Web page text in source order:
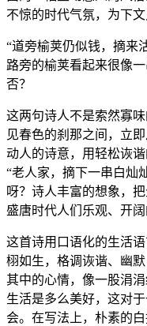
不惊的时代气氛，为下文
“道旁榆荚仍似钱，摘来
路旁的榆荚看起来很像
否？
这两句诗人不是索然寡
见春色的刹那之间，立
动人的诗意，用轻松诙
“老人家，摘下一串白灿
呀？诗人丰富的想象，
盛唐时代人们乐观、开阔
这首诗用口语化的生活
栩如生，格调诙谐、幽
其中的心情，像一股涓
生活是多么美好，这对
会。在写法上，朴素的